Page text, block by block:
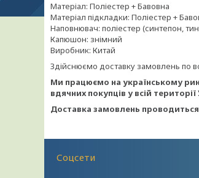
Матеріал: Поліестер + Бавовна
Матеріал підкладки: Поліестер +
Наповнювач: поліестер (синтепон,
Капюшон: знімний
Виробник: Китай
Здійснюємо доставку замовлень по
Ми працюємо на українському
вдячних покупців у всій території
Доставка замовлень проводиться
Соцсети